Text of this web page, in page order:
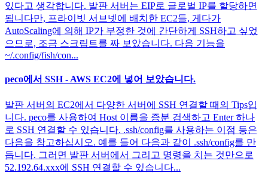
있다고 생각합니다. 발판 서버는 EIP로 글로벌 IP를 할당하면
됩니다만, 프라이빗 서브넷에 배치한 EC2들, 게다가
AutoScaling에 의해 IP가 부정한 것에 간단하게 SSH하고 싶었
으므로, 조금 스크립트를 짜 보았습니다. 다음 기능을
~/.config/fish/con...
peco에서 SSH - AWS EC2에 넣어 보았습니다.
발판 서버의 EC2에서 다양한 서버에 SSH 연결할 때의 Tips입
니다. peco를 사용하여 Host 이름을 증분 검색하고 Enter 하나
로 SSH 연결할 수 있습니다. .ssh/config를 사용하는 이점 등은
다음을 참고하십시오. 예를 들어 다음과 같이 .ssh/config를 만
듭니다. 그러면 발판 서버에서 그리고 명령을 치는 것만으로
52.192.64.xxx에 SSH 연결할 수 있습니다...